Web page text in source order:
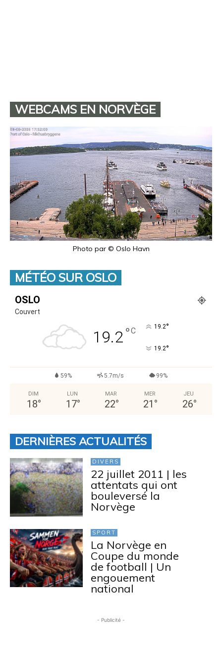
WEBCAMS EN NORVÈGE
Photo par © Oslo Havn
MÉTÉO SUR OSLO
OSLO
Couvert
19.2°C 19.2°
19.2°
59% 5.7m/s 99%
DIM
18°
LUN
17°
MAR
22°
MER
21 °
JEU
26°
DERNIÈRES ACTUALITÉS
DIVERS
22 juillet 2011 | les
attentats qui ont
bouleversé la
Norvège
SPORT
La Norvège en
Coupe du monde
de football | Un
engouement
national
- Publicité -